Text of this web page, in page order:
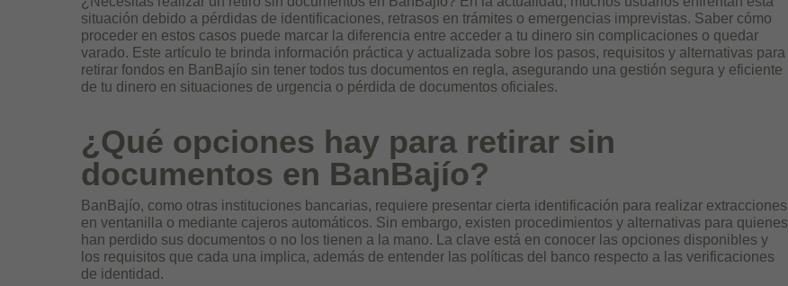
situación debido a pérdidas de identificaciones, retrasos en trámites o emergencias imprevistas. Saber cómo
proceder en estos casos puede marcar la diferencia entre acceder a tu dinero sin complicaciones o quedar
varado. Este artículo te brinda información práctica y actualizada sobre los pasos, requisitos y alternativas para
retirar fondos en BanBajío sin tener todos tus documentos en regla, asegurando una gestión segura y eficiente
de tu dinero en situaciones de urgencia o pérdida de documentos oficiales.
¿Qué opciones hay para retirar sin
documentos en BanBajío?
BanBajío, como otras instituciones bancarias, requiere presentar cierta identificación para realizar extracciones
en ventanilla o mediante cajeros automáticos. Sin embargo, existen procedimientos y alternativas para quienes
han perdido sus documentos o no los tienen a la mano. La clave está en conocer las opciones disponibles y
los requisitos que cada una implica, además de entender las políticas del banco respecto a las verificaciones
de identidad.